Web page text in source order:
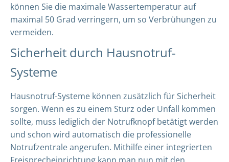
können Sie die maximale Wassertemperatur auf
maximal 50 Grad verringern, um so Verbrühungen zu
vermeiden.
Sicherheit durch Hausnotruf-
Systeme
Hausnotruf-Systeme können zusätzlich für Sicherheit
sorgen. Wenn es zu einem Sturz oder Unfall kommen
sollte, muss lediglich der Notrufknopf betätigt werden
und schon wird automatisch die professionelle
Notrufzentrale angerufen. Mithilfe einer integrierten